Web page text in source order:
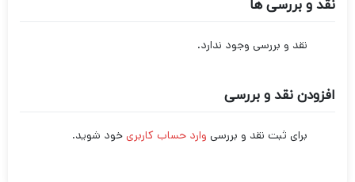
نقد و بررسی ها
نقد و بررسی وجود ندارد.
افزودن نقد و بررسی
برای ثبت نقد و بررسی وارد حساب کاربری خود شوید.